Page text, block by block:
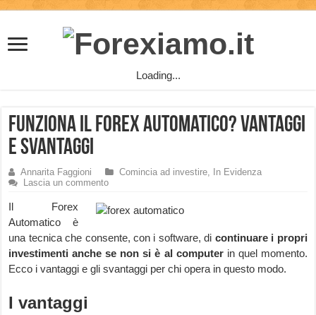
Loading...
Funziona il Forex Automatico? Vantaggi
e Svantaggi
Annarita Faggioni Comincia ad investire,
In Evidenza
Lascia un commento
Il Forex
Automatico è
una tecnica che consente, con i software, di continuare i propri
investimenti anche se non si è al computerin quel momento.
Ecco i vantaggi e gli svantaggi per chi opera in questo modo.
I vantaggi